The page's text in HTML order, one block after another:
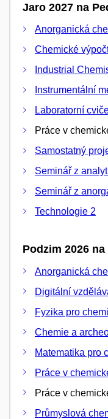
Jaro 2027 na
Anorganická
Chemické
Industrial
Instrumentální
Laboratorní
Práce v
Samostatný
Seminář z
Seminář z
Technologie 2
Podzim 2026
Anorganická
Digitální
Fyzika pro
Chemie a
Matematika pro
Práce v
Práce v
Průmyslová